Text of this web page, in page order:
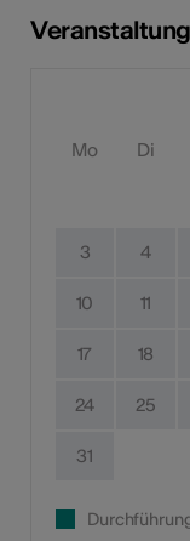
Mo Di
3 4
10 11
17 18
24 25
31